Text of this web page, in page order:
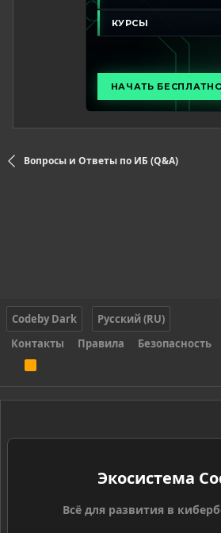
Вопросы и Ответы по ИБ (Q&A)
Codeby Dark
Русский (RU)
Контакты
Правила Безопасность
S
Экосистема
Всё для развития в